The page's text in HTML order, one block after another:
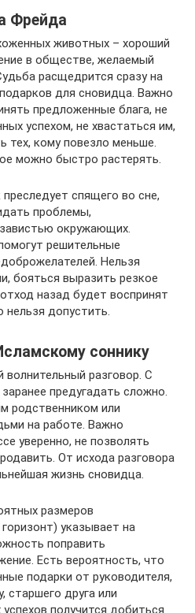
Фрейда
животных – хороший
в обществе, желаемый
расщедрится сразу на
для сновидца. Важно
предложенные блага, не
успехом, не хвастаться им,
тех, кому повезло меньше.
можно быстро растерять.
спящего во сне,
проблемы,
окружающих.
решительные
Нельзя
бояться выразить резкое
назад будет воспринят
нельзя допустить.
соннику
разговор. С
предугадать сложно.
родственником или
на работе. Важно
уверенно, не позволять
От исхода разговора
жизнь сновидца.
размеров
указывает на
поправить
Есть вероятность, что
подарки от руководителя,
старшего друга или
получится добиться